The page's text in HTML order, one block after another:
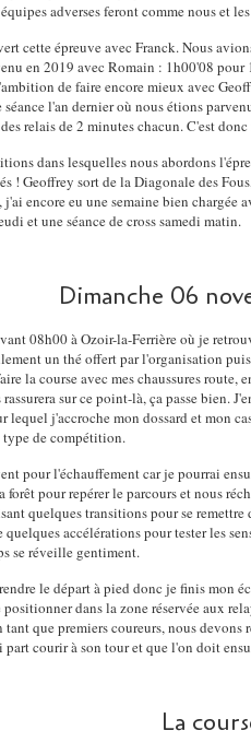
adverses feront comme nous et
cette épreuve avec Franck. Nous
en 2019 avec Romain : 1h00'08
de faire encore mieux avec
l'an dernier où nous étions
relais de 2 minutes chacun. C'est
dans lesquelles nous abordons
! Geoffrey sort de la Diagonale des
j'ai encore eu une semaine bien chargée
et une séance de cross samedi matin.
Dimanche 06
08h00 à Ozoir-la-Ferrière où je
un thé offert par l'organisation
la course avec mes chaussures route,
sur ce point-là, ça passe bien.
lequel j'accroche mon dossard et mon
type de compétition.
pour l'échauffement car je pourrai
forêt pour repérer le parcours et nous
quelques transitions pour se
accélérations pour tester les
se réveille gentiment.
le départ à pied donc je finis mon
positionner dans la zone réservée aux
tant que premiers coureurs, nous
courir à son tour et que l'on doit
La